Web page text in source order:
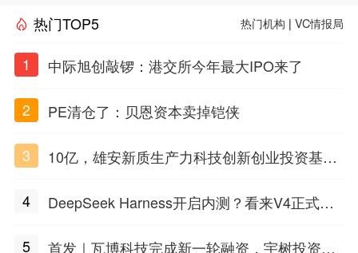
热门TOP5 热门机构 |VC情报局
1 中际旭创敲锣：港交所今年最大IPO来了
2 PE清仓了：贝恩资本卖掉铠侠
3
10亿，雄安新质生产力科技创新创业投资基金
4
DeepSeek Harness开启内测？看来V4正式版
5
首发｜瓦博科技完成新一轮融资，宇树投资人